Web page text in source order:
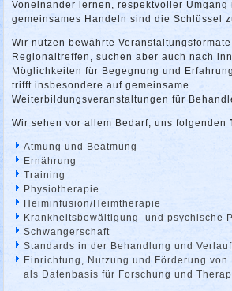
Voneinander lernen, respektvoller Umgang
gemeinsames Handeln sind die Schlüssel
Wir nutzen bewährte
Regionaltreffen, suchen aber auch nach
Möglichkeiten für Begegnung und
trifft insbesondere auf gemeinsame
Weiterbildungsveranstaltungen für
Wir sehen vor allem Bedarf, uns folgenden
Atmung und Beatmung
Ernährung
Training
Physiotherapie
Heiminfusion/Heimtherapie
Krankheitsbewältigung und psychische
Schwangerschaft
Standards in der Behandlung und
Einrichtung, Nutzung und Förderung von
als Datenbasis für Forschung und